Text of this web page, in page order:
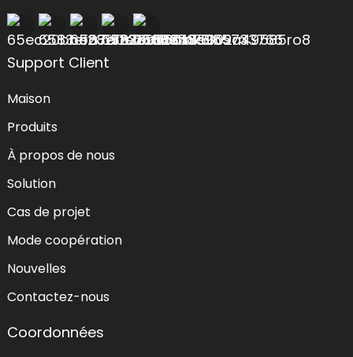
Support Client
Maison
Produits
À propos de nous
Solution
Cas de projet
Mode coopération
Nouvelles
Contactez-nous
Coordonnées